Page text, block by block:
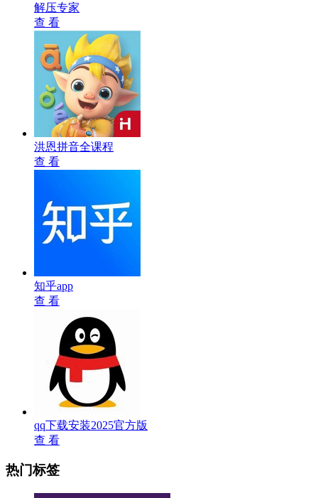
解压专家
查 看
洪恩拼音全课程
查 看
知乎app
查 看
qq下载安装2025官方版
查 看
热门标签